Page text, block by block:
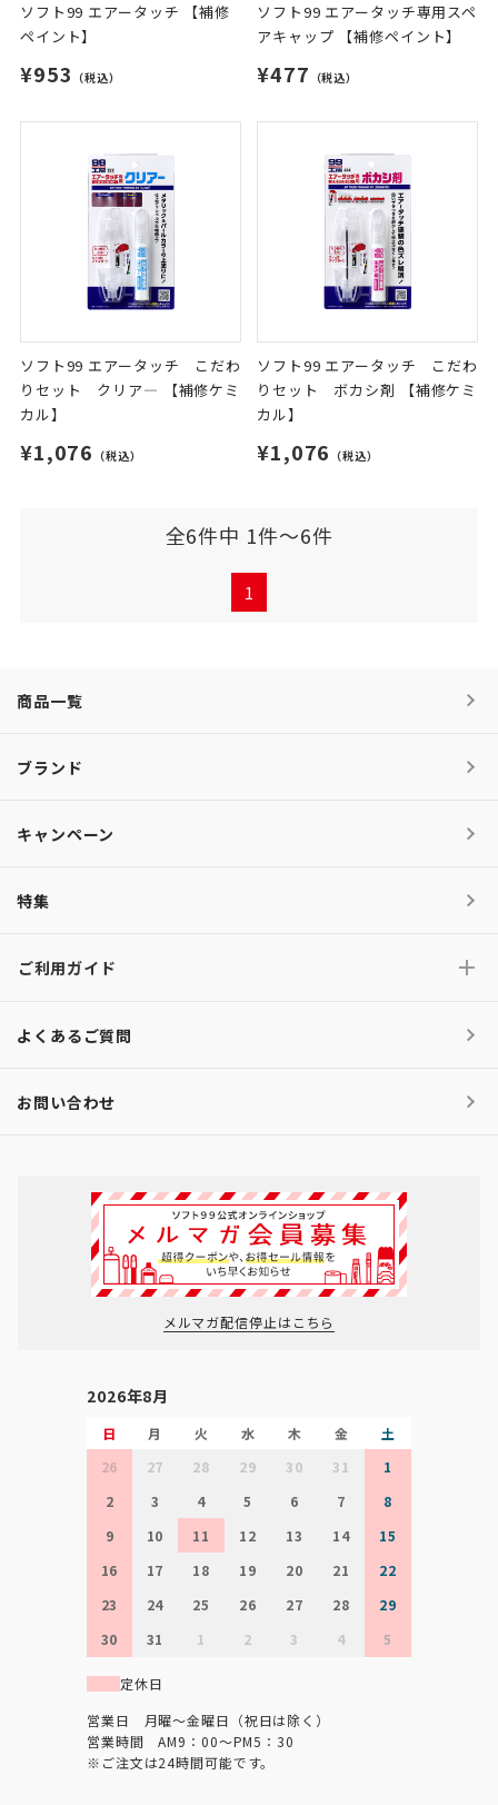
ソフト99 エアータッチ 【補修
ペイント】
¥953 （税込）
ソフト99 エアータッチ専用スペ
アキャップ 【補修ペイント】
¥477 （税込）
ソフト99 エアータッチ こだわ
りセット クリア― 【補修ケミ
カル】
¥1,076 （税込）
ソフト99 エアータッチ こだわ
りセット ボカシ剤 【補修ケミ
カル】
¥1,076 （税込）
全6件中 1件～6件
1
商品一覧
ブランド
キャンペーン
特集
ご利用ガイド
よくあるご質問
お問い合わせ
メルマガ配信停止はこちら
2026年8月
日 月 火 水 木 金
土
26
27 28 29 30 31
1
2
3 4 5 6 7
8
9
10 11 12 13 14
15
16
17 18 19 20 21
22
23
24 25 26 27 28
29
30
31 1 2 3 4 5
定休日
営業日 月曜～金曜日（祝日は除く）
営業時間 AM9：00～PM5：30
※ご注文は24時間可能です。